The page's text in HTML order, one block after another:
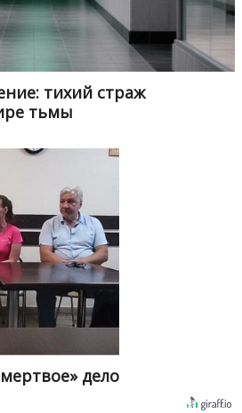
тихий страж
тьмы
дело